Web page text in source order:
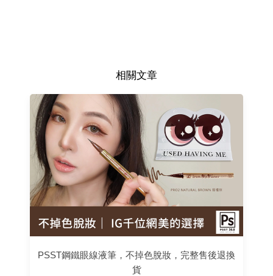
相關文章
PSST鋼鐵眼線液筆，不掉色脫妝，完整售後退換
貨